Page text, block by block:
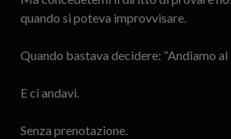
quando si poteva improvvisare.
Quando bastava decidere: “Andiamo al
E ci andavi.
Senza prenotazione.